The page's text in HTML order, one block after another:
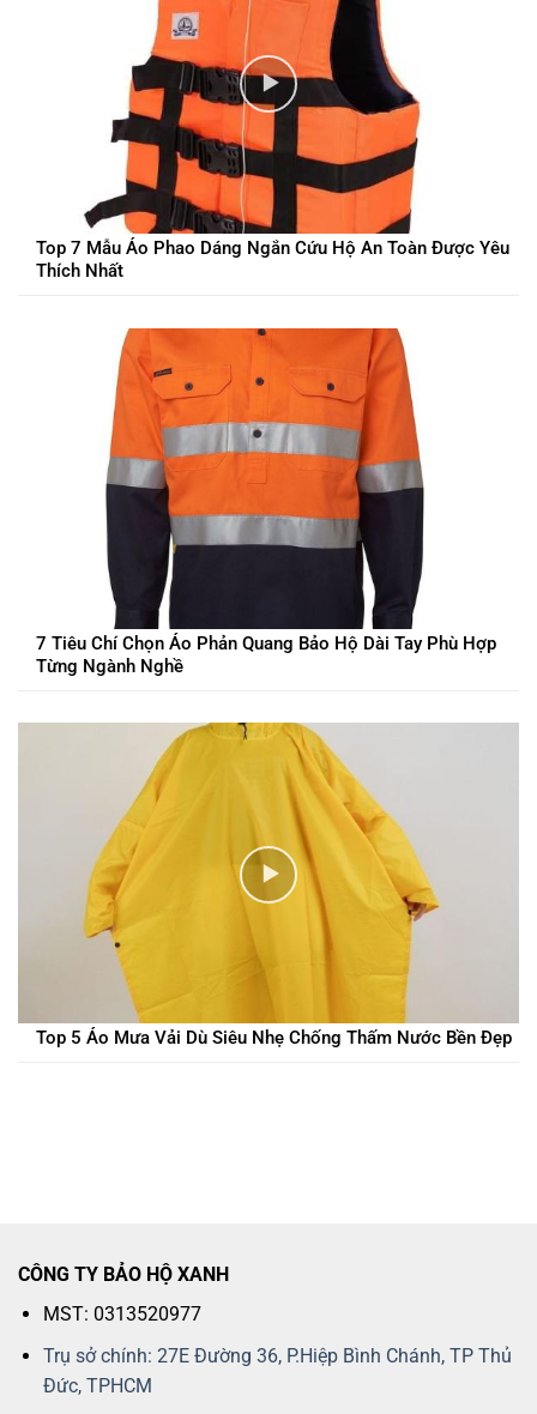
Top 7 Mẫu Áo Phao Dáng Ngắn Cứu Hộ An Toàn Được Yêu
Thích Nhất
7 Tiêu Chí Chọn Áo Phản Quang Bảo Hộ Dài Tay Phù Hợp
Từng Ngành Nghề
Top 5 Áo Mưa Vải Dù Siêu Nhẹ Chống Thấm Nước Bền Đẹp
CÔNG TY BẢO HỘ XANH
MST: 0313520977
Trụ sở chính: 27E Đường 36, P.Hiệp Bình Chánh, TP Thủ
Đức, TPHCM